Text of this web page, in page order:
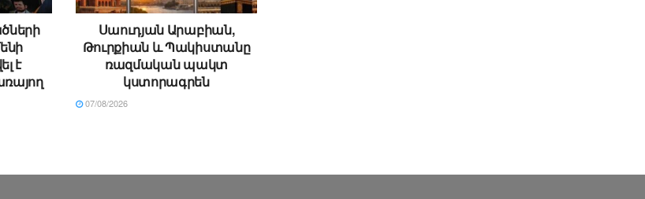
է
Սաուդյան Արաբիան,
Թուրքիան և Պակիստանը
ռազմական պակտ
կստորագրեն
07/08/2026